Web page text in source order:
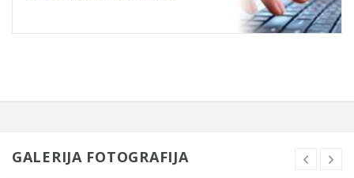
GALERIJA FOTOGRAFIJA